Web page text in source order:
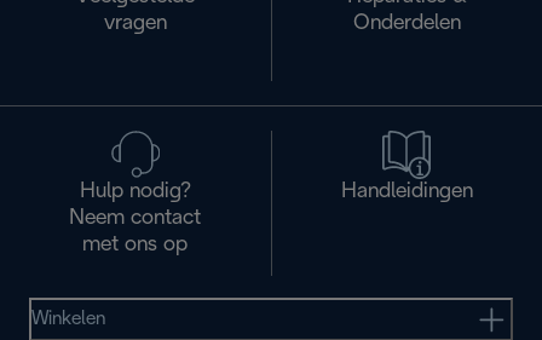
vragen
Onderdelen
Hulp nodig?
Neem contact
met ons op
Handleidingen
Winkelen